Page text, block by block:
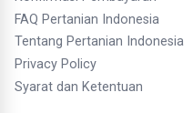
FAQ Pertanian Indonesia
Tentang Pertanian Indonesia
Privacy Policy
Syarat dan Ketentuan